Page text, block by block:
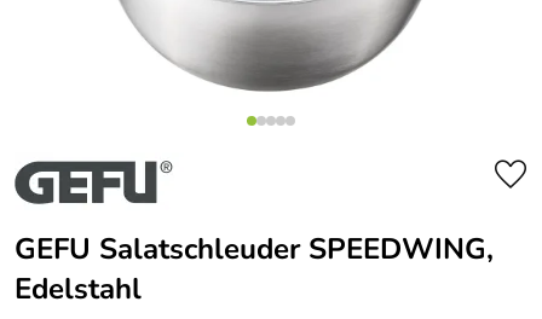
GEFU Salatschleuder SPEEDWING,
Edelstahl